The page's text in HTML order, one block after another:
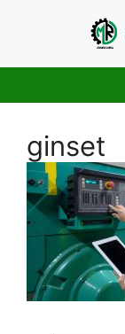
ginset